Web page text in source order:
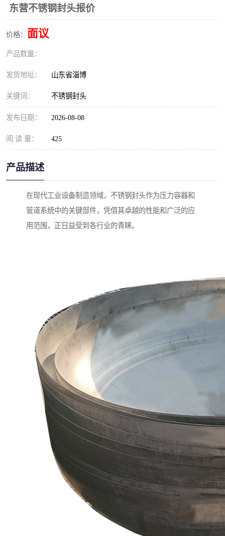
东营不锈钢封头报价
价格： 面议
产品数量：
发货地址： 山东省淄博
关键词： 不锈钢封头
发布日期： 2026-08-08
阅 读 量： 425
产品描述
在现代工业设备制造领域，不锈钢封头作为压力容器和
管道系统中的关键部件，凭借其卓越的性能和广泛的应
用范围，正日益受到各行业的青睐。